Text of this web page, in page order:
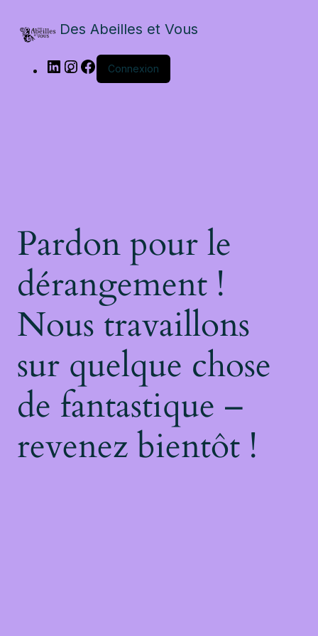
Des Abeilles et Vous
Connexion
Pardon pour le
dérangement !
Nous travaillons
sur quelque chose
de fantastique –
revenez bientôt !